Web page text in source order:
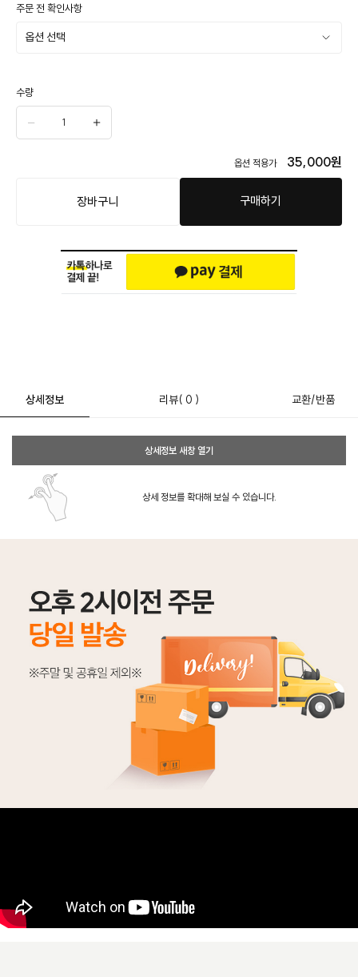
주문 전 확인사항
수량
옵션 적용가 35,000원
장바구니 구매하기
상세정보 리뷰( 0 ) 교환/반품
상세정보 새창 열기
상세 정보를 확대해 보실 수 있습니다.